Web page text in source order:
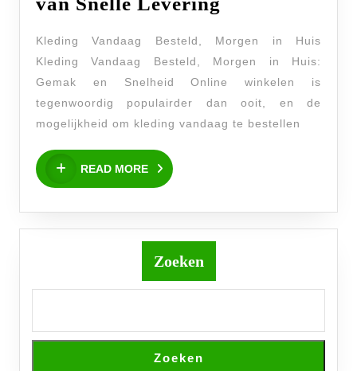
Besteld,
Morgen
in
Huis:
Snelle
Kleding Vandaag Besteld, Morgen in Huis
Kleding Vandaag Besteld, Morgen in Huis:
Gemak en Snelheid Online winkelen is
tegenwoordig populairder dan ooit, en de
mogelijkheid om kleding vandaag te bestellen
READ MORE
READ
MORE
Zoeken
Zoeken